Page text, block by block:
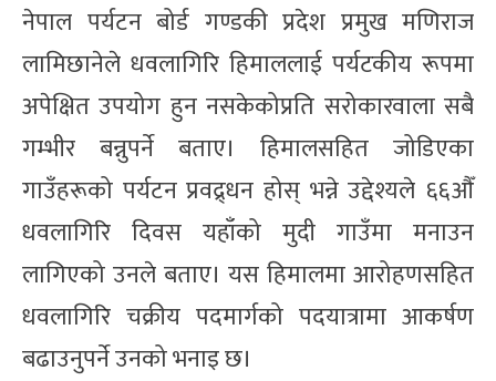
नेपाल पर्यटन बोर्ड गण्डकी प्रदेश प्रमुख मणिराज
लामिछानेले धवलागिरि हिमाललाई पर्यटकीय रूपमा
अपेक्षित उपयोग हुन नसकेकोप्रति सरोकारवाला सबै
गम्भीर बन्नुपर्ने बताए। हिमालसहित जोडिएका
गाउँहरूको पर्यटन प्रवद्र्धन होस् भन्ने उद्देश्यले ६६औँ
धवलागिरि दिवस यहाँको मुदी गाउँमा मनाउन
लागिएको उनले बताए। यस हिमालमा आरोहणसहित
धवलागिरि चक्रीय पदमार्गको पदयात्रामा आकर्षण
बढाउनुपर्ने उनको भनाइ छ।